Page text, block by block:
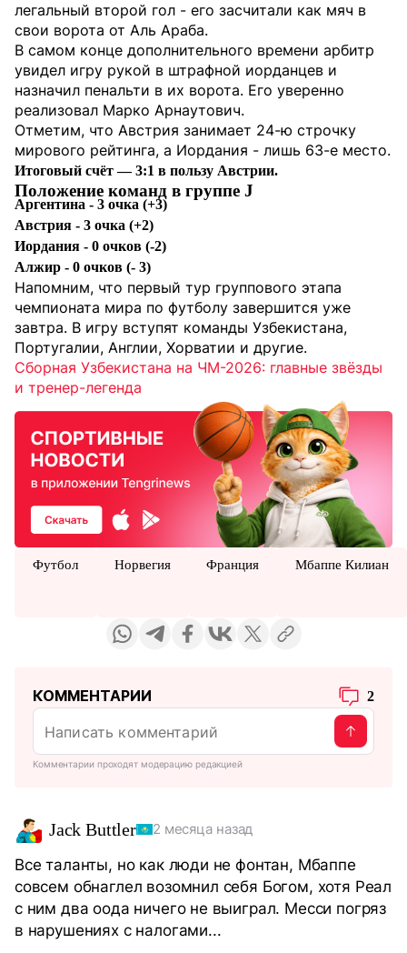
легальный второй гол - его засчитали как мяч в
свои ворота от Аль Араба.
В самом конце дополнительного времени арбитр
увидел игру рукой в штрафной иорданцев и
назначил пенальти в их ворота. Его уверенно
реализовал Марко Арнаутович.
Отметим, что Австрия занимает 24-ю строчку
мирового рейтинга, а Иордания - лишь 63-е место.
Итоговый счёт — 3:1 в пользу Австрии.
Положение команд в группе J
Аргентина - 3 очка (+3)
Австрия - 3 очка (+2)
Иордания - 0 очков (-2)
Алжир - 0 очков (- 3)
Напомним, что первый тур группового этапа
чемпионата мира по футболу завершится уже
завтра. В игру вступят команды Узбекистана,
Португалии, Англии, Хорватии и другие.
Сборная Узбекистана на ЧМ-2026: главные звёзды
и тренер-легенда
Футбол Норвегия Франция Мбаппе Килиан
КОММЕНТАРИИ 2
Комментарии проходят модерацию редакцией
Jack Buttler 2 месяца назад
Все таланты, но как люди не фонтан, Мбаппе
совсем обнаглел возомнил себя Богом, хотя Реал
с ним два оода ничего не выиграл. Месси погряз
в нарушениях с налогами...